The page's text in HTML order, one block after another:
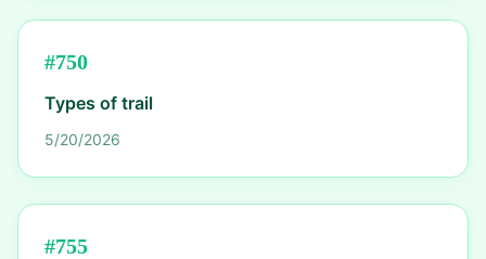
#750
Types of trail
5/20/2026
#755